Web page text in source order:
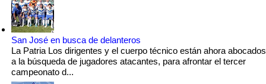
San José en busca de delanteros
La Patria Los dirigentes y el cuerpo técnico están ahora abocados
a la búsqueda de jugadores atacantes, para afrontar el tercer
campeonato d...